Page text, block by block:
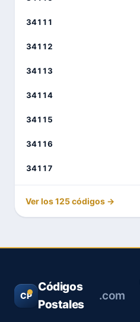
34111
34112
34113
34114
34115
34116
34117
Ver los 125 códigos →
CP
Códigos
Postales
.com